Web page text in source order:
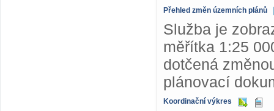
Přehled změn územních plánů
Služba je
měřítka 1:25
dotčená
plánovací
Koordinační výkres